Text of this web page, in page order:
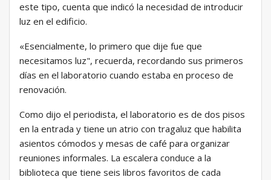
este tipo, cuenta que indicó la necesidad de introducir
luz en el edificio.
«Esencialmente, lo primero que dije fue que
necesitamos luz", recuerda, recordando sus primeros
días en el laboratorio cuando estaba en proceso de
renovación.
Como dijo el periodista, el laboratorio es de dos pisos
en la entrada y tiene un atrio con tragaluz que habilita
asientos cómodos y mesas de café para organizar
reuniones informales. La escalera conduce a la
biblioteca que tiene seis libros favoritos de cada